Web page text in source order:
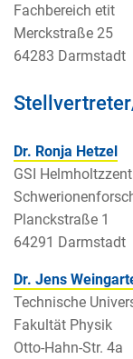
Fachbereich etit
Merckstraße 25
64283 Darmstadt
Dr. Ronja Hetzel
GSI
Planckstraße 1
64291 Darmstadt
Dr. Jens
Technische
Fakultät Physik
Otto-Hahn-Str. 4a